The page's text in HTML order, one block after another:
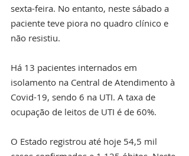
sexta-feira. No entanto, neste sábado a
paciente teve piora no quadro clínico e
não resistiu.
Há 13 pacientes internados em
isolamento na Central de Atendimento à
Covid-19, sendo 6 na UTI. A taxa de
ocupação de leitos de UTI é de 60%.
O Estado registrou até hoje 54,5 mil